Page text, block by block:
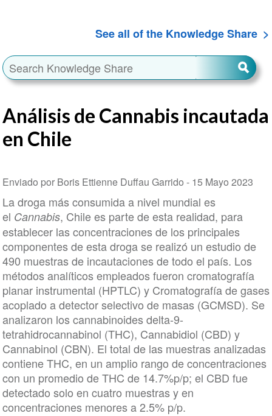
See all of the Knowledge Share
Análisis de Cannabis incautada
en Chile
Enviado por Boris Ettienne Duffau Garrido - 15 Mayo 2023
La droga más consumida a nivel mundial es
el Cannabis, Chile es parte de esta realidad, para
establecer las concentraciones de los principales
componentes de esta droga se realizó un estudio de
490 muestras de incautaciones de todo el país. Los
métodos analíticos empleados fueron cromatografía
planar instrumental (HPTLC) y Cromatografía de gases
acoplado a detector selectivo de masas (GCMSD). Se
analizaron los cannabinoides delta-9-
tetrahidrocannabinol (THC), Cannabidiol (CBD) y
Cannabinol (CBN). El total de las muestras analizadas
contiene THC, en un amplio rango de concentraciones
con un promedio de THC de 14.7%p/p; el CBD fue
detectado solo en cuatro muestras y en
concentraciones menores a 2.5% p/p.